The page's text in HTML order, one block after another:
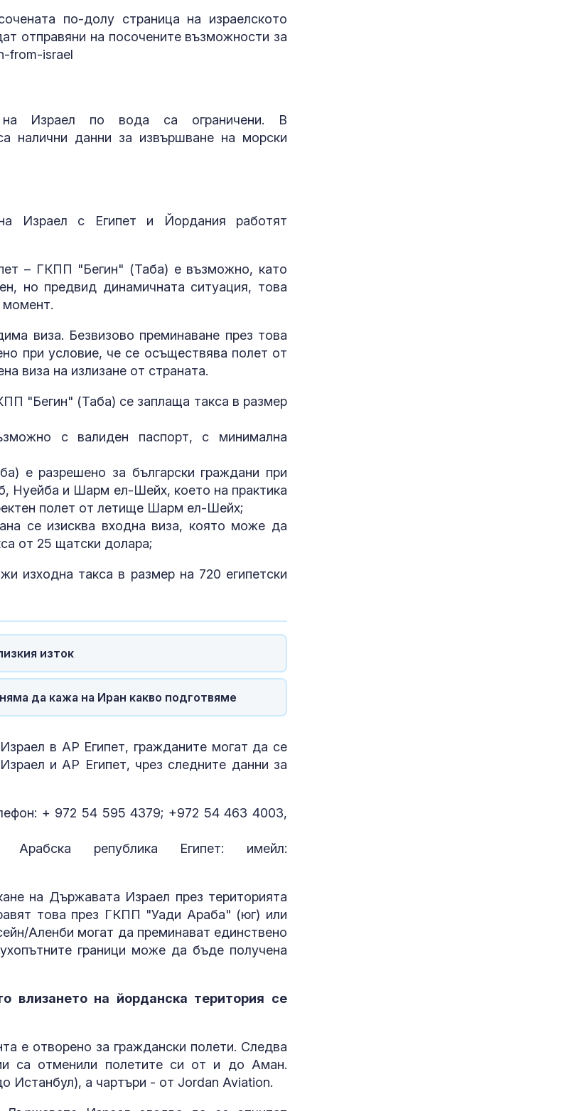
по-долу страница на израелското
отправяни на посочените възможности за
from-israel
Израел по вода са ограничени. В
налични данни за извършване на морски
на Израел с Египет и Йордания работят
– ГКПП "Бегин" (Таба) е възможно, като
но предвид динамичната ситуация, това
момент.
виза. Безвизово преминаване през това
при условие, че се осъществява полет от
виза на излизане от страната.
"Бегин" (Таба) се заплаща такса в размер
с валиден паспорт, с минимална
е разрешено за български граждани при
Нуейба и Шарм ел-Шейх, което на практика
полет от летище Шарм ел-Шейх;
се изисква входна виза, която може да
от 25 щатски долара;
изходна такса в размер на 720 египетски
изток
да кажа на Иран какво подготвяме
в АР Египет, гражданите могат да се
и АР Египет, чрез следните данни за
+ 972 54 595 4379; ‪+972 54 463 4003,
република Египет: имейл:
на Държавата Израел през територията
това през ГКПП "Уади Араба" (юг) или
Aленби могат да преминават единствено
граници може да бъде получена
влизането на йорданска територия се
е отворено за граждански полети. Следва
са отменили полетите си от и до Аман.
Истанбул), а чартъри - от Jordan Aviation.